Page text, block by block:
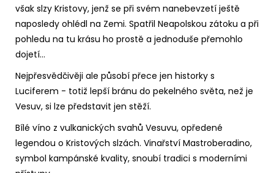
však slzy Kristovy, jenž se při svém nanebevzetí ještě
naposledy ohlédl na Zemi. Spatřil Neapolskou zátoku a při
pohledu na tu krásu ho prostě a jednoduše přemohlo
dojetí…
Nejpřesvědčivěji ale působí přece jen historky s
Luciferem - totiž lepší bránu do pekelného světa, než je
Vesuv, si lze představit jen stěží.
Bílé víno z vulkanických svahů Vesuvu, opředené
legendou o Kristových slzách. Vinařství Mastroberadino,
symbol kampánské kvality, snoubí tradici s moderními